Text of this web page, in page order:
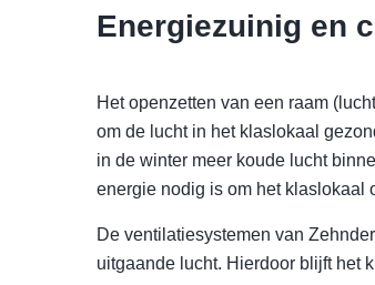
Energiezuinig en
Het openzetten van een raam
om de lucht in het klaslokaal
in de winter meer koude lucht
energie nodig is om het klaslokaal
De ventilatiesystemen van
uitgaande lucht. Hierdoor blijft het